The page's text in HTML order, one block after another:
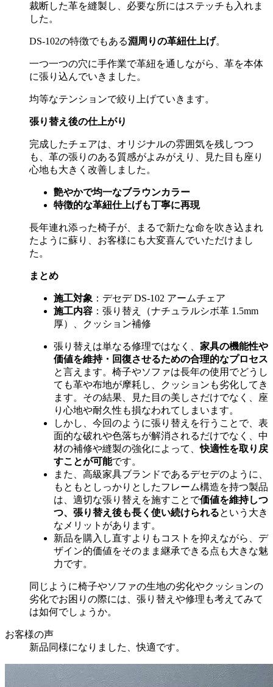
裁断した革を縫製し、必要な所にはステッチも入れま
した。
DS-102の特徴でもある淵周りの革紐仕上げ。
一つ一つの穴に手作業で革紐を通しながら、革を本体
に張り込んでいきました。
均等なテンションで絞り上げていきます。
張り替え後の仕上がり
完成したチェアは、オリジナルの雰囲気を残しつつ
も、革の張りのある質感がよみがえり、見た目も座り
心地も大きく改善しました。
艶やかで均一なブラウンカラー
特徴的な革紐仕上げも丁寧に再現
長年連れ添った椅子が、まるで新たな命を吹き込まれ
たように蘇り、お客様にも大変喜んでいただけまし
た。
まとめ
施工対象 ：デセデDS-102 アームチェア
施工内容 ：張り替え（ナチュラルシボ革 1.5mm
厚）、クッション補修
張り替えは単なる修理ではなく、 家具の機能性や
価値を維持・回復させるための合理的なプロセス
と言えます。椅子やソファは長年の使用でどうし
ても革や布地が摩耗し、クッションも劣化してき
ます。その結果、見た目の美しさだけでなく、座
り心地や耐久性も損なわれてしまいます。
しかし、今回のように張り替えを行うことで、表
面的な破れや色落ちが解消されるだけでなく、中
材の補修や縫製の強化によって、快適性を取り戻
すことが可能です。
また、高級家具ブランドであるデセデのように、
もともとしっかりとしたフレーム構造を持つ製品
は、適切な張り替えを施すことで価値を維持しつ
つ、張り替え後も長く使い続けられるという大き
なメリットがあります。
新品を購入し直すよりもコストを抑えながら、デ
ザイン的価値をそのまま継承できる点も大きな魅
力です。
同じように椅子やソファの生地の劣化やクッションの
劣化でお困りの際には、張り替えや修理も考えてみて
は如何でしょうか。
お客様の声
新品同様になりました、快適です。